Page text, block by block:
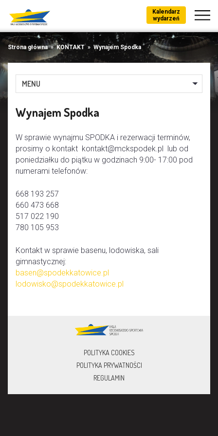
Kalendarz
wydarzeń
Strona główna»KONTAKT» Wynajem Spodka
MENU
Wynajem Spodka
W sprawie wynajmu SPODKA i rezerwacji terminów,
prosimy o kontakt kontakt@mckspodek.pl lub od
poniedziałku do piątku w godzinach 9:00- 17:00 pod
numerami telefonów:
668 193 257
660 473 668
517 022 190
780 105 953
Kontakt w sprawie basenu, lodowiska, sali
gimnastycznej:
basen@spodekkatowice.pl
lodowisko@spodekkatowice.pl
POLITYKA COOKIES
POLITYKA PRYWATNOŚCI
REGULAMIN